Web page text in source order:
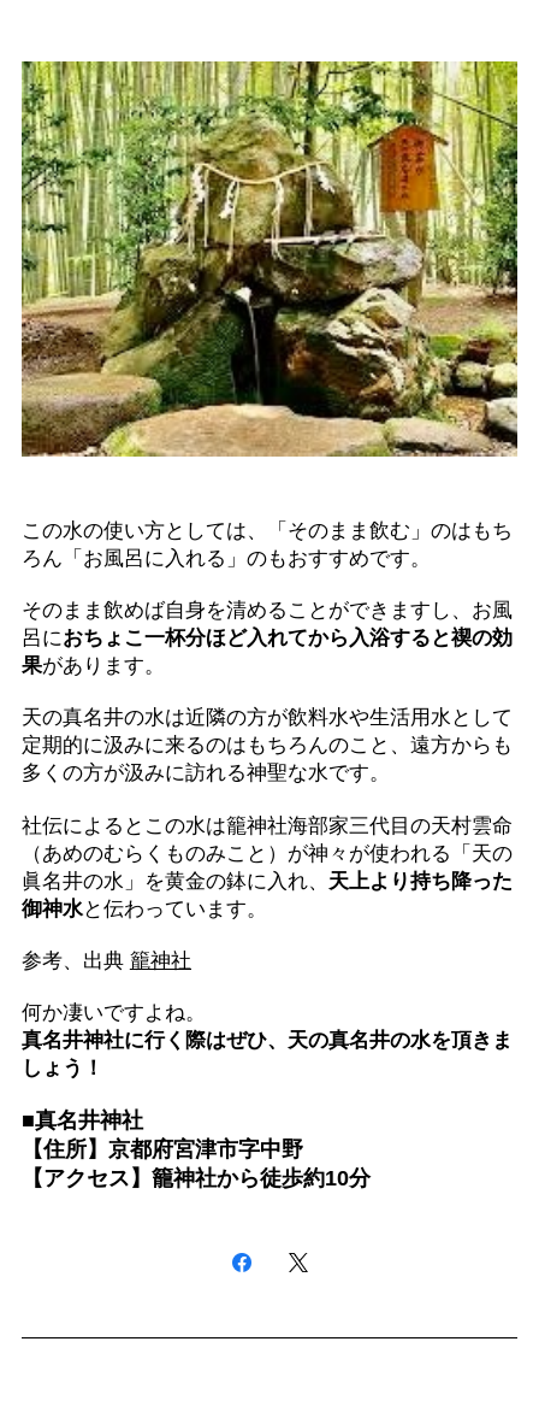
この水の使い方としては、「そのまま飲む」のはもち
ろん「お風呂に入れる」のもおすすめです。
そのまま飲めば自身を清めることができますし、お風
呂におちょこ一杯分ほど入れてから入浴すると禊の効
果があります。
天の真名井の水は近隣の方が飲料水や生活用水として
定期的に汲みに来るのはもちろんのこと、遠方からも
多くの方が汲みに訪れる神聖な水です。
社伝によるとこの水は籠神社海部家三代目の天村雲命
（あめのむらくものみこと）が神々が使われる「天の
眞名井の水」を黄金の鉢に入れ、 天上より持ち降った
御神水と伝わっています。
参考、出典 籠神社
何か凄いですよね。
真名井神社に行く際はぜひ、天の真名井の水を頂きま
しょう！
■真名井神社
【住所】京都府宮津市字中野
【アクセス】籠神社から徒歩約10分